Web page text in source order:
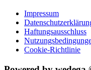
Impressum
Haftungsausschluss
Cookie-Richtlinie